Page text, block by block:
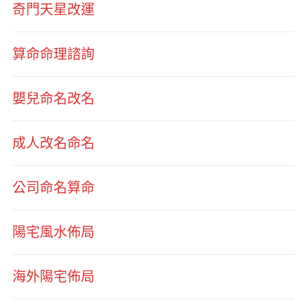
奇門天星改運
算命命理諮詢
嬰兒命名改名
成人改名命名
公司命名算命
陽宅風水佈局
海外陽宅佈局